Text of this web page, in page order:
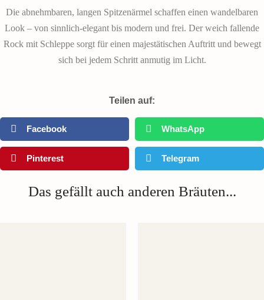
Die abnehmbaren, langen Spitzenärmel schaffen einen wandelbaren
Look – von sinnlich-elegant bis modern und frei. Der weich fallende
Rock mit Schleppe sorgt für einen majestätischen Auftritt und bewegt
sich bei jedem Schritt anmutig im Licht.
Teilen auf:
Facebook WhatsApp
Pinterest Telegram
Das gefällt auch anderen Bräuten...